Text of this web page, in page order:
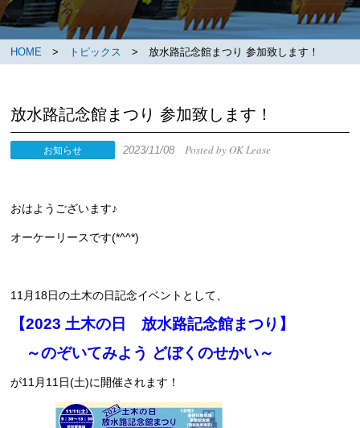
HOME > トピックス > 放水路記念館まつり 参加致します！
放水路記念館まつり 参加致します！
お知らせ 2023/11/08Posted by OK Lease
おはようございます♪
オーケーリースです(*^^*)
11月18日の土木の日記念イベントとして、
【2023 土木の日 放水路記念館まつり】
～のぞいてみよう どぼくのせかい～
が11月11日(土)に開催されます！